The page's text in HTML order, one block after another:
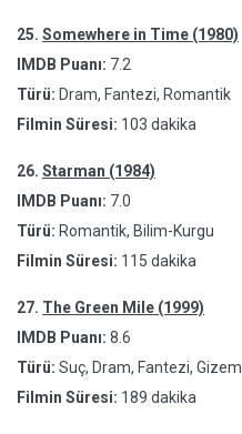
25. Somewhere in Time (1980)
IMDB Puanı: 7.2
Türü: Dram, Fantezi, Romantik
Filmin Süresi: 103 dakika
26. Starman (1984)
IMDB Puanı: 7.0
Türü: Romantik, Bilim-Kurgu
Filmin Süresi: 115 dakika
27. The Green Mile (1999)
IMDB Puanı: 8.6
Türü: Suç, Dram, Fantezi, Gizem
Filmin Süresi: 189 dakika